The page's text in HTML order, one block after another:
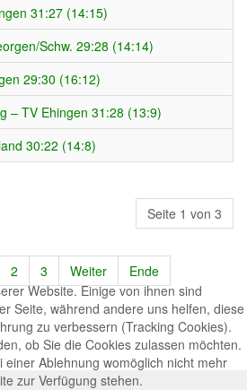
31:27 (14:15)
Schw. 29:28 (14:14)
29:30 (16:12)
– TV Ehingen 31:28 (13:9)
30:22 (14:8)
Seite 1 von 3
2 3 Weiter Ende
Website. Einige von ihnen sind
Seite, während andere uns helfen, diese
zu verbessern (Tracking Cookies).
ob Sie die Cookies zulassen möchten.
einer Ablehnung womöglich nicht mehr
zur Verfügung stehen.